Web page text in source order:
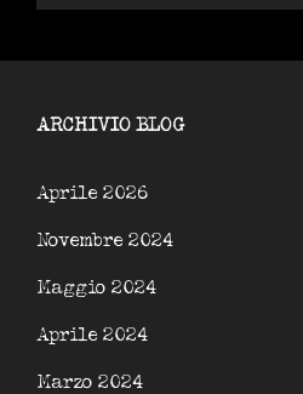
ARCHIVIO BLOG
Aprile 2026
Novembre 2024
Maggio 2024
Aprile 2024
Marzo 2024